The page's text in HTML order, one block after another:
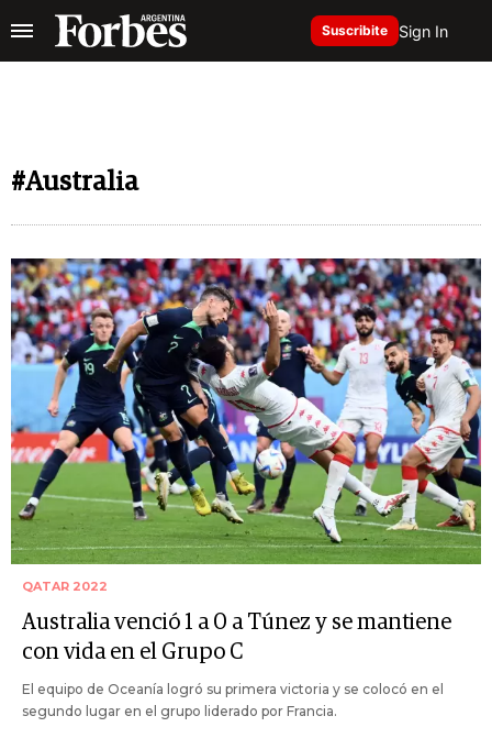
Suscribite Sign In
#Australia
QATAR 2022
Australia venció 1 a 0 a Túnez y se mantiene
con vida en el Grupo C
El equipo de Oceanía logró su primera victoria y se colocó en el
segundo lugar en el grupo liderado por Francia.